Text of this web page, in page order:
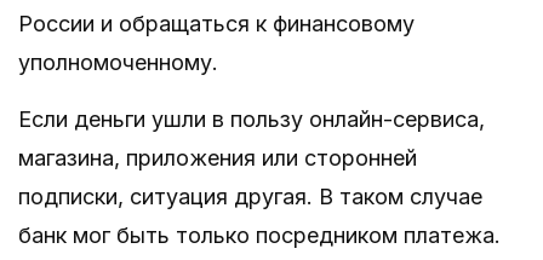
России и обращаться к финансовому
уполномоченному.
Если деньги ушли в пользу онлайн-сервиса,
магазина, приложения или сторонней
подписки, ситуация другая. В таком случае
банк мог быть только посредником платежа.